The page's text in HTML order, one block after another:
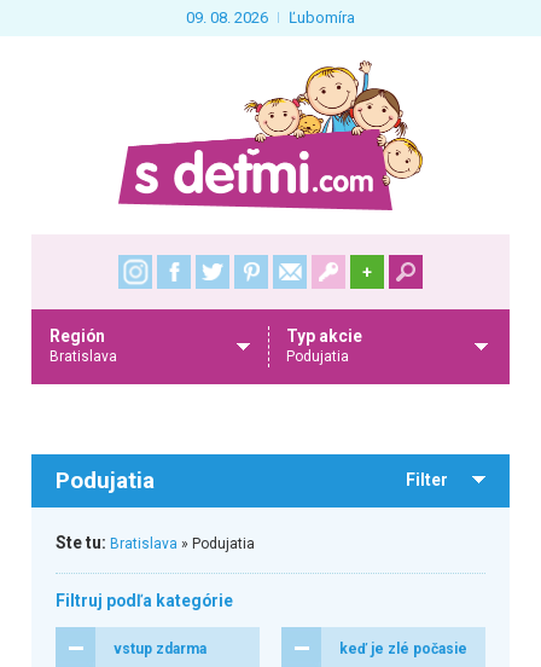
09. 08. 2026 Ľubomíra
+
Región
Bratislava
Typ akcie
Podujatia
Podujatia Filter
Ste tu: Bratislava » Podujatia
Filtruj podľa kategórie
vstup zdarma keď je zlé počasie